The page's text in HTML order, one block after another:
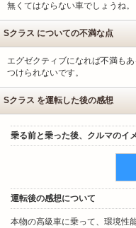
無くてはならない車でしょうね。
Sクラス についての不満な点
エグゼクティブになれば不満も
つけられないです。
Sクラス を運転した後の感想
乗る前と乗った後、クルマのイ
運転後の感想について
本物の高級車に乗って、環境性